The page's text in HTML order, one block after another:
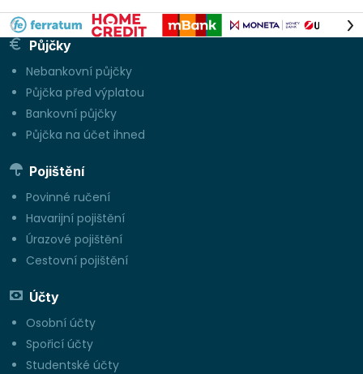
Půjčky
Nebankovní půjčky
Půjčka před výplatou
Bankovní půjčky
Půjčka na účet ihned
Pojištění
Povinné ručení
Havarijní pojištění
Úrazové pojištění
Cestovní pojištění
Účty
Osobní účty
Spořicí účty
Studentské účty